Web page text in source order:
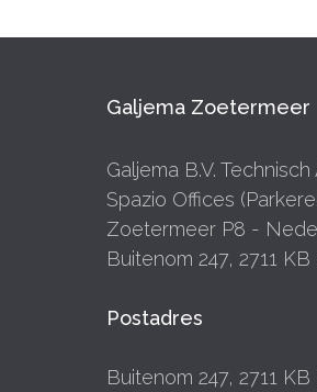
Galjema Zoetermeer
Galjema B.V.
Spazio Offices
Zoetermeer P8 -
Buitenom 247, 2711
Postadres
Buitenom 247, 2711